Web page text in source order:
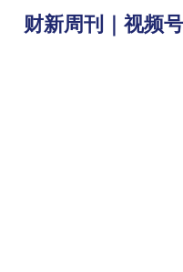
财新周刊｜视频